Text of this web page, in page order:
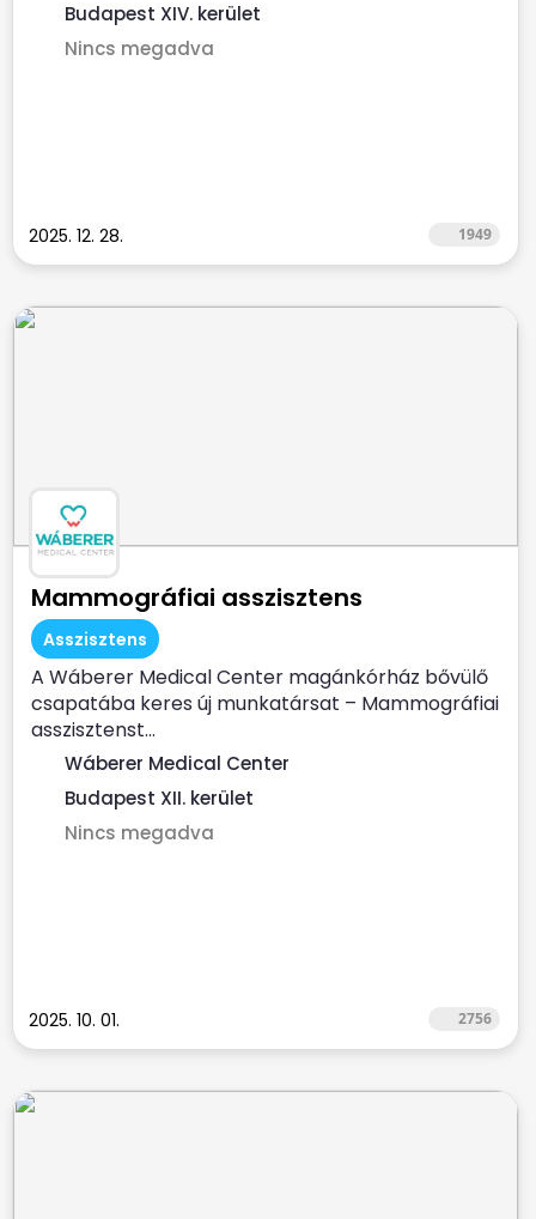
Budapest XIV. kerület
Nincs megadva
2025. 12. 28. 1949
Mammográfiai asszisztens
Asszisztens
A Wáberer Medical Center magánkórház bővülő
csapatába keres új munkatársat – Mammográfiai
asszisztenst...
Wáberer Medical Center
Budapest XII. kerület
Nincs megadva
2025. 10. 01. 2756